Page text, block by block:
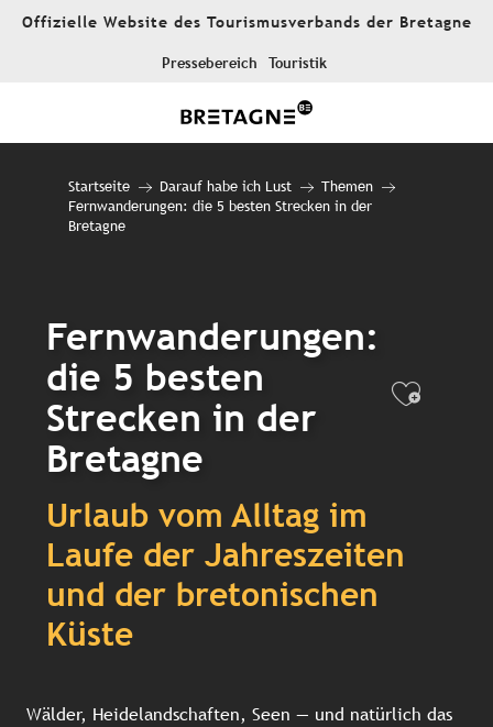
AllerOffizielle Website des Tourismusverbands der Bretagne
Pressebereich Touristik
Startseite Darauf habe ich Lust
Themen
Fernwanderungen: die 5 besten Strecken in der
Bretagne
Fernwanderungen:
die 5 besten
Strecken in der
Bretagne
Urlaub vom Alltag im
Laufe der Jahreszeiten
und der bretonischen
Küste
Wälder, Heidelandschaften, Seen — und natürlich das